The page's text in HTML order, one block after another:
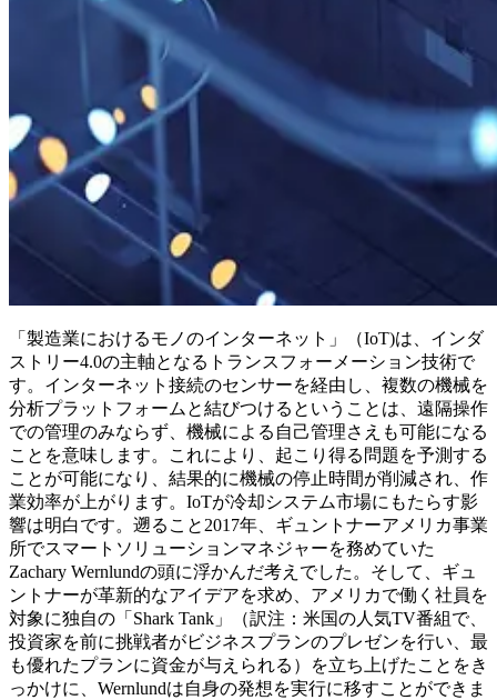
「製造業におけるモノのインターネット」（IoT)は、インダ
ストリー4.0の主軸となるトランスフォーメーション技術で
す。インターネット接続のセンサーを経由し、複数の機械を
分析プラットフォームと結びつけるということは、遠隔操作
での管理のみならず、機械による自己管理さえも可能になる
ことを意味します。これにより、起こり得る問題を予測する
ことが可能になり、結果的に機械の停止時間が削減され、作
業効率が上がります。IoTが冷却システム市場にもたらす影
響は明白です。遡ること2017年、ギュントナーアメリカ事業
所でスマートソリューションマネジャーを務めていた
Zachary Wernlundの頭に浮かんだ考えでした。そして、ギュ
ントナーが革新的なアイデアを求め、アメリカで働く社員を
対象に独自の「Shark Tank」（訳注：米国の人気TV番組で、
投資家を前に挑戦者がビジネスプランのプレゼンを行い、最
も優れたプランに資金が与えられる）を立ち上げたことをき
っかけに、Wernlundは自身の発想を実行に移すことができま